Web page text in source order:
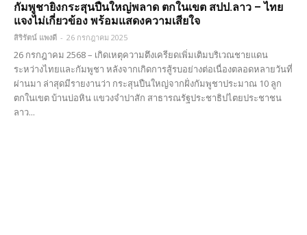
กัมพูชายิงกระสุนปืนใหญ่พลาด ตกในเขต สปป.ลาว – ไทย
แจงไม่เกี่ยวข้อง พร้อมแสดงความเสียใจ
สิริรัตน์ แพงดี - 26 กรกฎาคม 2025
26 กรกฎาคม 2568 – เกิดเหตุความตึงเครียดเพิ่มเติมบริเวณชายแดน
ระหว่างไทยและกัมพูชา หลังจากเกิดการสู้รบอย่างต่อเนื่องตลอดหลายวันที่
ผ่านมา ล่าสุดมีรายงานว่า กระสุนปืนใหญ่จากฝั่งกัมพูชาประมาณ 10 ลูก
ตกในเขต บ้านบ่อหิน แขวงจำปาสัก สาธารณรัฐประชาธิปไตยประชาชน
ลาว...